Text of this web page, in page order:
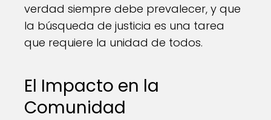
verdad siempre debe prevalecer, y que
la búsqueda de justicia es una tarea
que requiere la unidad de todos.
El Impacto en la
Comunidad